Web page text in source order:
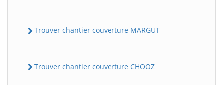
Trouver chantier couverture MARGUT
Trouver chantier couverture CHOOZ